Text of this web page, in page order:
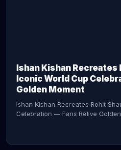
Ishan Kishan Recreates
Iconic World Cup
Golden Moment
Ishan Kishan Recreates Rohit
Celebration — Fans Relive